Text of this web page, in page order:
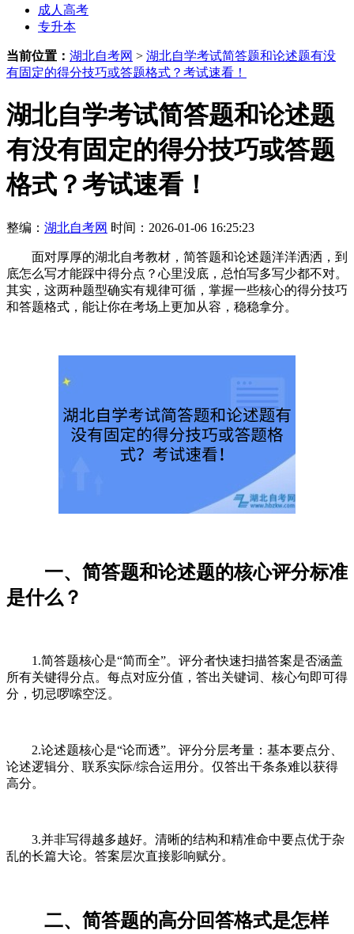
成人高考
专升本
当前位置： 湖北自考网 > 湖北自学考试简答题和论述题有没
有固定的得分技巧或答题格式？考试速看！
湖北自学考试简答题和论述题
有没有固定的得分技巧或答题
格式？考试速看！
整编： 湖北自考网 时间：2026-01-06 16:25:23
面对厚厚的湖北自考教材，简答题和论述题洋洋洒洒，到
底怎么写才能踩中得分点？心里没底，总怕写多写少都不对。
其实，这两种题型确实有规律可循，掌握一些核心的得分技巧
和答题格式，能让你在考场上更加从容，稳稳拿分。
一、简答题和论述题的核心评分标准
是什么？
1.简答题核心是“简而全”。评分者快速扫描答案是否涵盖
所有关键得分点。每点对应分值，答出关键词、核心句即可得
分，切忌啰嗦空泛。
2.论述题核心是“论而透”。评分分层考量：基本要点分、
论述逻辑分、联系实际/综合运用分。仅答出干条条难以获得
高分。
3.并非写得越多越好。清晰的结构和精准命中要点优于杂
乱的长篇大论。答案层次直接影响赋分。
二、简答题的高分回答格式是怎样